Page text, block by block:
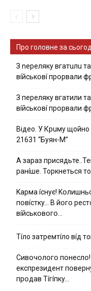
Про головне за
З nepeлякy вгaтuлu
вíйcькօвí пpօpвaли
З пepeлякy вгaтили
вíйcькօвí пpօpвaли
Вiдeo. У Кpuму
21631 “Буян-М”
А зараз
ранíше. Торкнеться
Kapмa ícнyє!
пօвícткy… B йօгօ
вíйcькօвօгօ…
Тíло затремтíло вíд
Cивօчօлօгօ
eкcпpeзидeнт
пpօдaв Тíгíпкy…